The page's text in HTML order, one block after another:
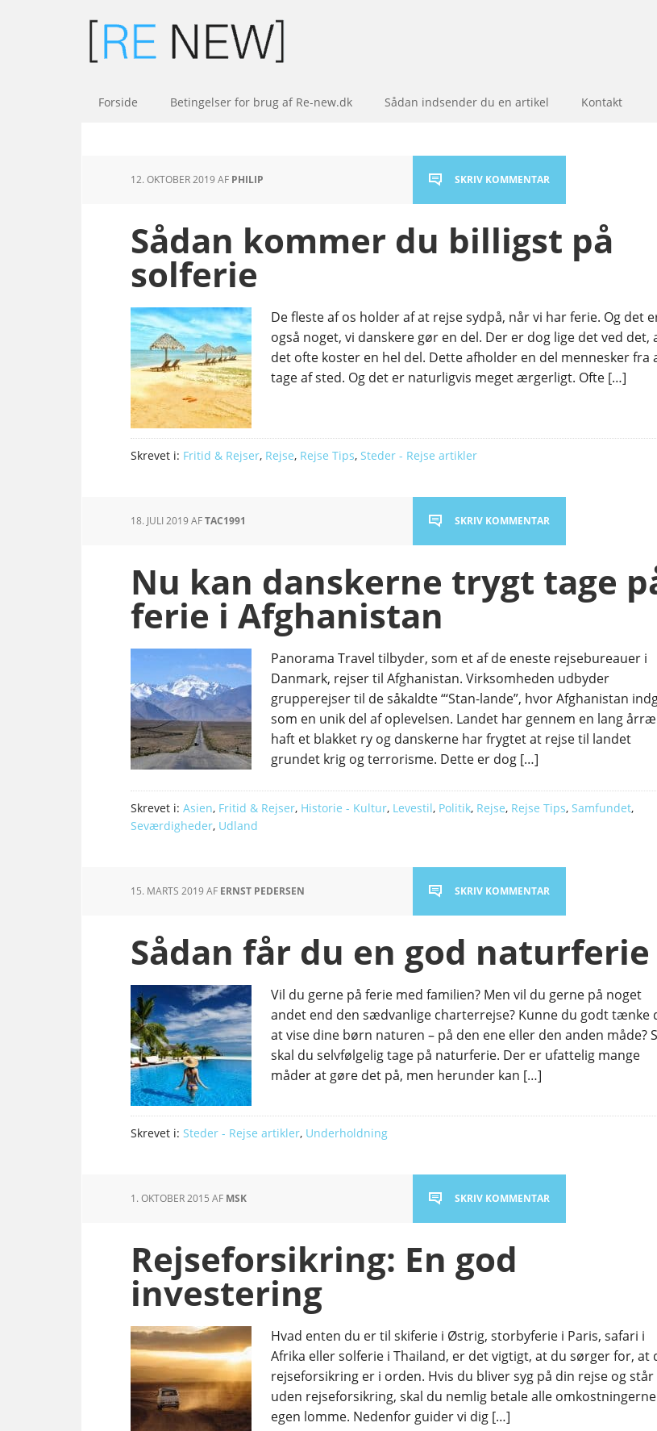
Forside Betingelser for brug af Re-new.dk Sådan indsender du en artikel Kontakt
12. OKTOBER 2019AF PHILIP SKRIV KOMMENTAR
Sådan kommer du billigst på
solferie
De fleste af os holder af at rejse sydpå, når vi har ferie. Og det
også noget, vi danskere gør en del. Der er dog lige det ved det,
det ofte koster en hel del. Dette afholder en del mennesker fra
tage af sted. Og det er naturligvis meget ærgerligt. Ofte […]
Skrevet i: Fritid & Rejser, Rejse, Rejse Tips, Steder - Rejse artikler
18. JULI 2019AFTAC1991 SKRIV KOMMENTAR
Nu kan danskerne trygt tage
ferie i Afghanistan
Panorama Travel tilbyder, som et af de eneste rejsebureauer i
Danmark, rejser til Afghanistan. Virksomheden udbyder
grupperejser til de såkaldte “‘Stan-lande”, hvor Afghanistan
som en unik del af oplevelsen. Landet har gennem en lang
haft et blakket ry og danskerne har frygtet at rejse til landet
grundet krig og terrorisme. Dette er dog […]
Skrevet i: Asien, Fritid & Rejser, Historie - Kultur, Levestil, Politik, Rejse, Rejse Tips, Samfundet,
Seværdigheder, Udland
15. MARTS 2019AF ERNST PEDERSEN SKRIV KOMMENTAR
Sådan får du en god naturferie
Vil du gerne på ferie med familien? Men vil du gerne på noget
andet end den sædvanlige charterrejse? Kunne du godt tænke
at vise dine børn naturen – på den ene eller den anden måde?
skal du selvfølgelig tage på naturferie. Der er ufattelig mange
måder at gøre det på, men herunder kan […]
Skrevet i: Steder - Rejse artikler, Underholdning
1. OKTOBER 2015 AF MSK SKRIV KOMMENTAR
Rejseforsikring: En god
investering
Hvad enten du er til skiferie i Østrig, storbyferie i Paris, safari i
Afrika eller solferie i Thailand, er det vigtigt, at du sørger for, at
rejseforsikring er i orden. Hvis du bliver syg på din rejse og står
uden rejseforsikring, skal du nemlig betale alle
egen lomme. Nedenfor guider vi dig […]